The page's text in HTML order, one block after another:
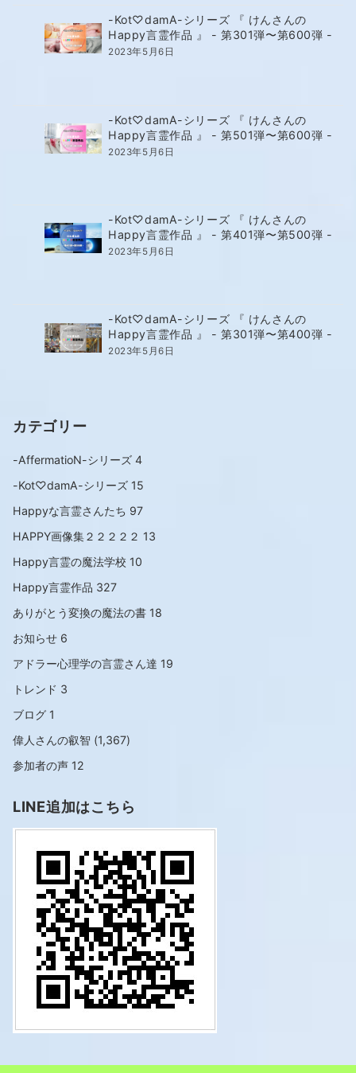
-Kot♡damA-シリーズ 『 けんさんの
Happy言霊作品 』 - 第301弾〜第600弾 -
2023年5月6日
-Kot♡damA-シリーズ 『 けんさんの
Happy言霊作品 』 - 第501弾〜第600弾 -
2023年5月6日
-Kot♡damA-シリーズ 『 けんさんの
Happy言霊作品 』 - 第401弾〜第500弾 -
2023年5月6日
-Kot♡damA-シリーズ 『 けんさんの
Happy言霊作品 』 - 第301弾〜第400弾 -
2023年5月6日
カテゴリー
-AffermatioN-シリーズ 4
-Kot♡damA-シリーズ 15
Happyな言霊さんたち 97
HAPPY画像集２２２２２ 13
Happy言霊の魔法学校 10
Happy言霊作品 327
ありがとう変換の魔法の書 18
お知らせ 6
アドラー心理学の言霊さん達 19
トレンド 3
ブログ 1
偉人さんの叡智 (1,367)
参加者の声 12
LINE追加はこちら